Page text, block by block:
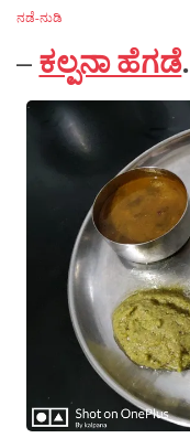
ನಡೆ-ನುಡಿ
–ಕಲ್ಪನಾ ಹೆಗಡೆ.